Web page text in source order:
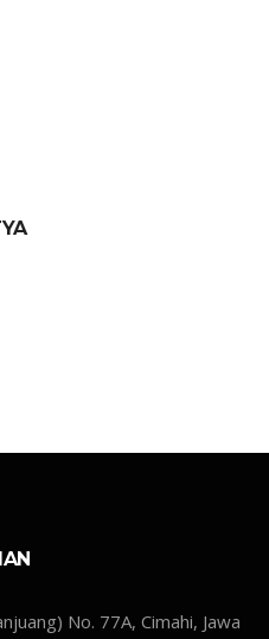
No. 77A, Cimahi, Jawa